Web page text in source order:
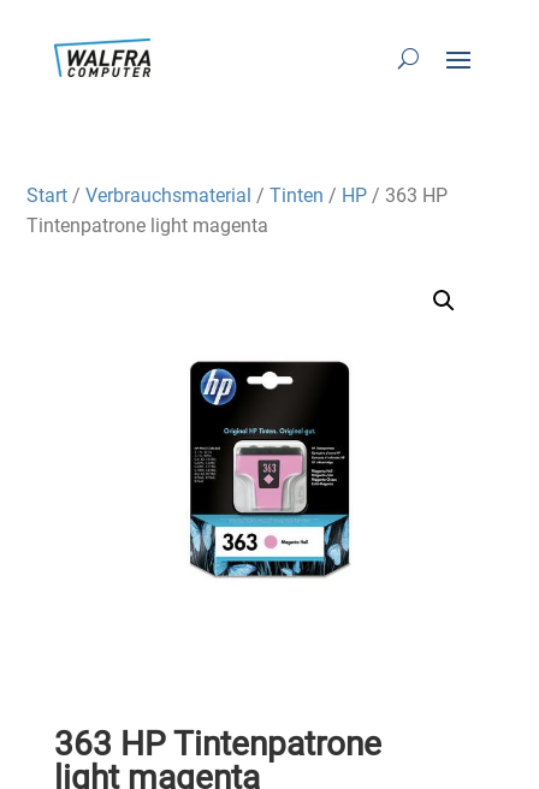
Start /Verbrauchsmaterial /Tinten / HP / 363 HP
Tintenpatrone light magenta
363 HP Tintenpatrone
light magenta